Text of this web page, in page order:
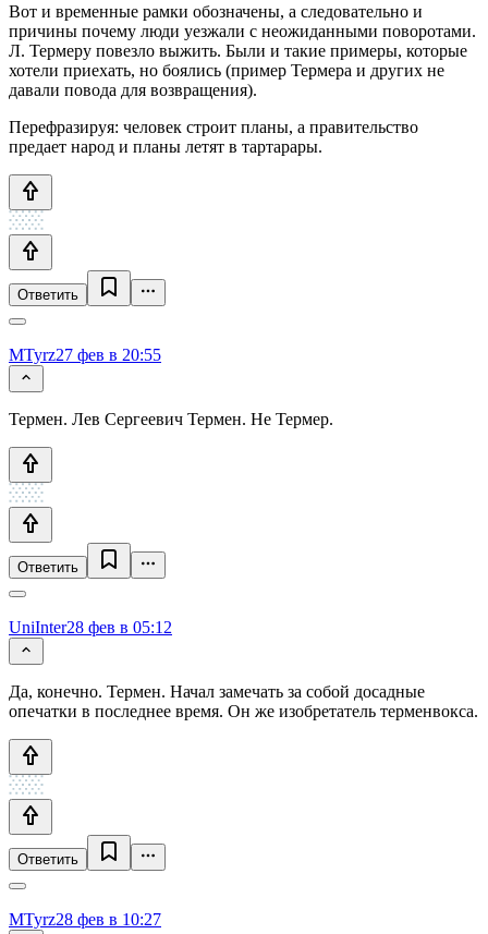
Вот и временные рамки обозначены, а следовательно и
причины почему люди уезжали с неожиданными поворотами.
Л. Термеру повезло выжить. Были и такие примеры, которые
хотели приехать, но боялись (пример Термера и других не
давали повода для возвращения).
Перефразируя: человек строит планы, а правительство
предает народ и планы летят в тартарары.
Ответить
MTyrz27 фев в 20:55
Термен. Лев Сергеевич Термен. Не Термер.
Ответить
UniInter28 фев в 05:12
Да, конечно. Термен. Начал замечать за собой досадные
опечатки в последнее время. Он же изобретатель терменвокса.
Ответить
MTyrz28 фев в 10:27